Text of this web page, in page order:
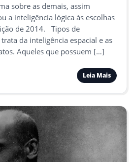
sobre as demais, assim
a inteligência lógica às escolhas
de 2014. Tipos de
da inteligência espacial e as
Aqueles que possuem […]
Leia Mais